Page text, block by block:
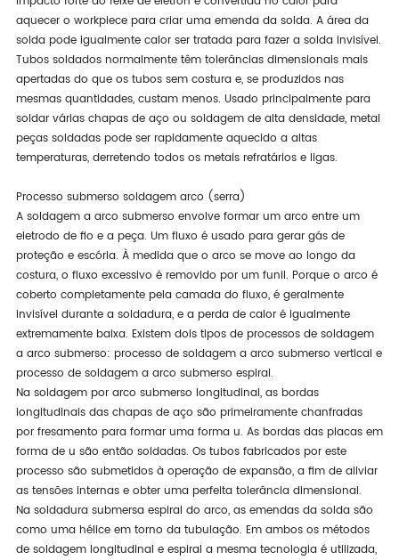
aquecer o workpiece para criar uma emenda da solda. A área da
solda pode igualmente calor ser tratada para fazer a solda invisível.
Tubos soldados normalmente têm tolerâncias dimensionais mais
apertadas do que os tubos sem costura e, se produzidos nas
mesmas quantidades, custam menos. Usado principalmente para
soldar várias chapas de aço ou soldagem de alta densidade, metal
peças soldadas pode ser rapidamente aquecido a altas
temperaturas, derretendo todos os metais refratários e ligas.
Processo submerso soldagem arco (serra)
A soldagem a arco submerso envolve formar um arco entre um
eletrodo de fio e a peça. Um fluxo é usado para gerar gás de
proteção e escória. À medida que o arco se move ao longo da
costura, o fluxo excessivo é removido por um funil. Porque o arco é
coberto completamente pela camada do fluxo, é geralmente
invisível durante a soldadura, e a perda de calor é igualmente
extremamente baixa. Existem dois tipos de processos de soldagem
a arco submerso: processo de soldagem a arco submerso vertical e
processo de soldagem a arco submerso espiral.
Na soldagem por arco submerso longitudinal, as bordas
longitudinais das chapas de aço são primeiramente chanfradas
por fresamento para formar uma forma u. As bordas das placas em
forma de u são então soldadas. Os tubos fabricados por este
processo são submetidos à operação de expansão, a fim de aliviar
as tensões internas e obter uma perfeita tolerância dimensional.
Na soldadura submersa espiral do arco, as emendas da solda são
como uma hélice em torno da tubulação. Em ambos os métodos
de soldagem longitudinal e espiral a mesma tecnologia é utilizada,